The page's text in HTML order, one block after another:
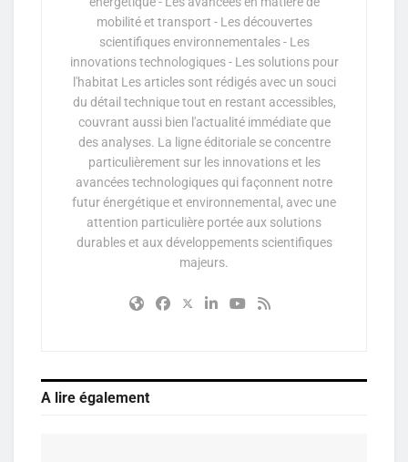
mobilité et transport - Les découvertes
scientifiques environnementales - Les
innovations technologiques - Les solutions pour
l'habitat Les articles sont rédigés avec un souci
du détail technique tout en restant accessibles,
couvrant aussi bien l'actualité immédiate que
des analyses. La ligne éditoriale se concentre
particulièrement sur les innovations et les
avancées technologiques qui façonnent notre
futur énergétique et environnemental, avec une
attention particulière portée aux solutions
durables et aux développements scientifiques
majeurs.
A lire également